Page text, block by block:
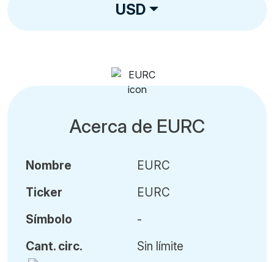
USD
Acerca de EURC
Nombre
Ticker
Símbolo
Cant. circ.
EURC
EURC
-
Sin límite